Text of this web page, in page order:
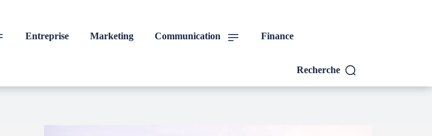
Entreprise Marketing Communication Finance
Recherche